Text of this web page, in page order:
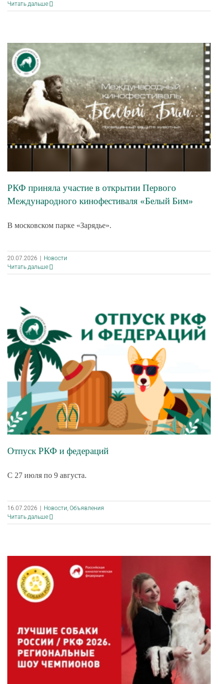
Читать дальше
РКФ приняла участие в открытии Первого
Международного кинофестиваля «Белый Бим»
В московском парке «Зарядье».
20.07.2026
Новости
Читать дальше
Отпуск РКФ и федераций
С 27 июля по 9 августа.
16.07.2026 Новости, Объявления
Читать дальше